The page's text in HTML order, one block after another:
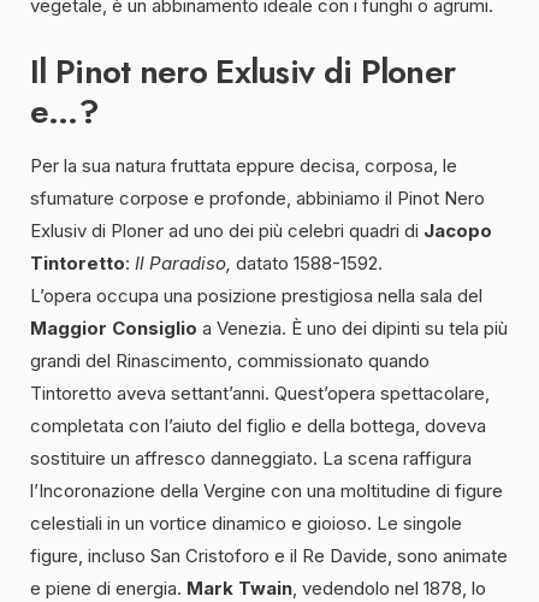
vegetale, è un abbinamento ideale con i funghi o agrumi.
Il Pinot nero Exlusiv di Ploner
e…?
Per la sua natura fruttata eppure decisa, corposa, le
sfumature corpose e profonde, abbiniamo il Pinot Nero
Exlusiv di Ploner ad uno dei più celebri quadri di Jacopo
Tintoretto: Il Paradiso, datato 1588-1592.
L’opera occupa una posizione prestigiosa nella sala del
Maggior Consiglio a Venezia. È uno dei dipinti su tela più
grandi del Rinascimento, commissionato quando
Tintoretto aveva settant’anni. Quest’opera spettacolare,
completata con l’aiuto del figlio e della bottega, doveva
sostituire un affresco danneggiato. La scena raffigura
l’Incoronazione della Vergine con una moltitudine di figure
celestiali in un vortice dinamico e gioioso. Le singole
figure, incluso San Cristoforo e il Re Davide, sono animate
e piene di energia. Mark Twain, vedendolo nel 1878, lo